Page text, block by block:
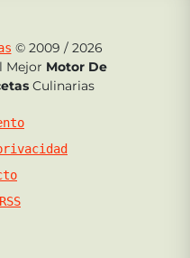
© 2009 / 2026
Mejor Motor De
Culinarias